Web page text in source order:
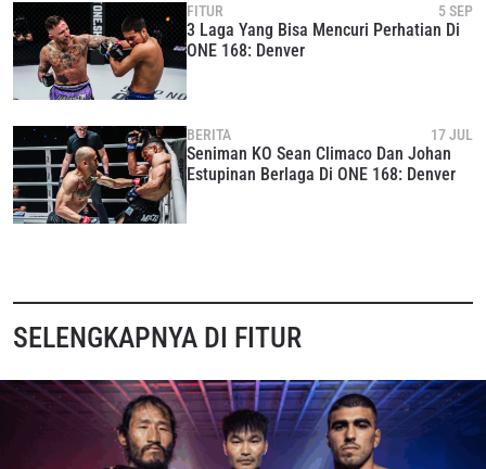
FITUR 5 SEP
3 Laga Yang Bisa Mencuri Perhatian Di
ONE 168: Denver
BERITA 17 JUL
Seniman KO Sean Climaco Dan Johan
Estupinan Berlaga Di ONE 168: Denver
SELENGKAPNYA DI FITUR